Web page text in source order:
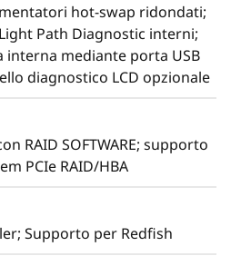
sistema che offra la
di scalabilità non è
SR850 V2 integra tutte le
necessarie a garantire
per processori,
di rete, con la
le aree di attività
soggette
di lavoro.
hot-swap ridondati;
Path Diagnostic interni;
interna mediante porta USB
diagnostico LCD opzionale
RAID SOFTWARE; supporto
PCIe RAID/HBA
Supporto per Redfish